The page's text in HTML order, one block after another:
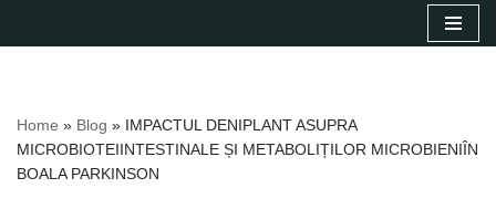
Home » Blog » IMPACTUL DENIPLANT ASUPRA
MICROBIOTEIINTESTINALE ȘI METABOLIȚILOR MICROBIENIÎN
BOALA PARKINSON